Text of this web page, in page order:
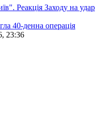
Реакція Заходу на удар
40-денна операція
23:36